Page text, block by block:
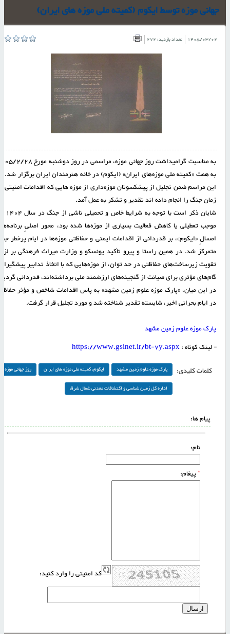
جهانی موزه توسط ایکوم (کمیته ملی موزه های ایران)
1405/03/02 تعداد بازدید: 272
به مناسبت گرامیداشت روز جهانی موزه، مراسمی در روز دوشنبه
به همت «کمیته ملی موزه‌های ایران» (ایکوم) در خانه هنرمندان ایران برگزار شد.
این مراسم ضمن تجلیل از پیشکسوتان موزه‌داری از موزه هایی که اقدامات امنیتی
زمان جنگ را انجام داده اند تقدیر و تشکر به عمل آمد.
موجب تعطیلی یا کاهش فعالیت بسیاری از موزه‌ها شده بود، محور اصلیِ
امسالِ «ایکوم»، بر قدردانی از اقدامات ایمنی و حفاظتی موزه‌ها در ایام پرخطر
متمرکز شد. در همین راستا و پیرو تأکید یونسکو و وزارت میراث فرهنگی بر
تقویت زیرساخت‌های حفاظتی در حد توان، از موزه‌هایی که با اتخاذ تدابیر
گام‌های مؤثری برای صیانت از گنجینه‌های ارزشمند ملی برداشته‌اند، قدردانی
در این میان، «پارک موزه علوم زمین مشهد» به پاس اقدامات شاخص و مؤثر
در ایام بحرانی اخیر، شایسته تقدیر شناخته شد و مورد تجلیل قرار گرفت.
پارک موزه علوم زمین مشهد
- لینک کوتاه :https://www.gsinet.ir/bt-7y.aspx
کلمات کلیدی:
پارک موزه علوم زمین مشهد ایکوم، کمیته ملی موزه های ایران روز جهانی موزه
اداره کل زمین شناسی و اکتشافات معدنی شمال شرق
پیام ها:
نام:
*پیغام:
کد امنیتی را وارد کنید: